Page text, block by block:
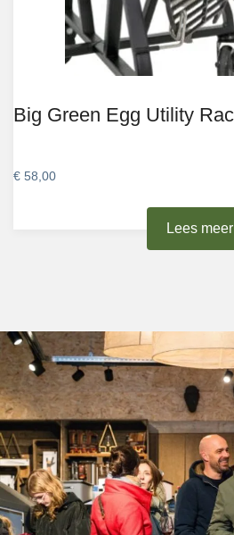
Lees meer
Big Green Egg Utility
€ 58,00